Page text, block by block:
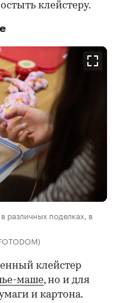
клейстеру.
различных поделках, в
клейстер
маше, но и для
и картона.